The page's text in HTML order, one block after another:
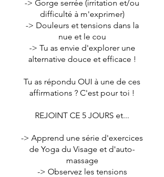
-> Gorge serrée (irritation et/ou
difficulté à m'exprimer)
-> Douleurs et tensions dans la
nue et le cou
-> Tu as envie d'explorer une
alternative douce et efficace !
Tu as répondu OUI à une de ces
affirmations ? C'est pour toi !
REJOINT CE 5 JOURS et...
-> Apprend une série d'exercices
de Yoga du Visage et d'auto-
massage
-> Observez les tensions